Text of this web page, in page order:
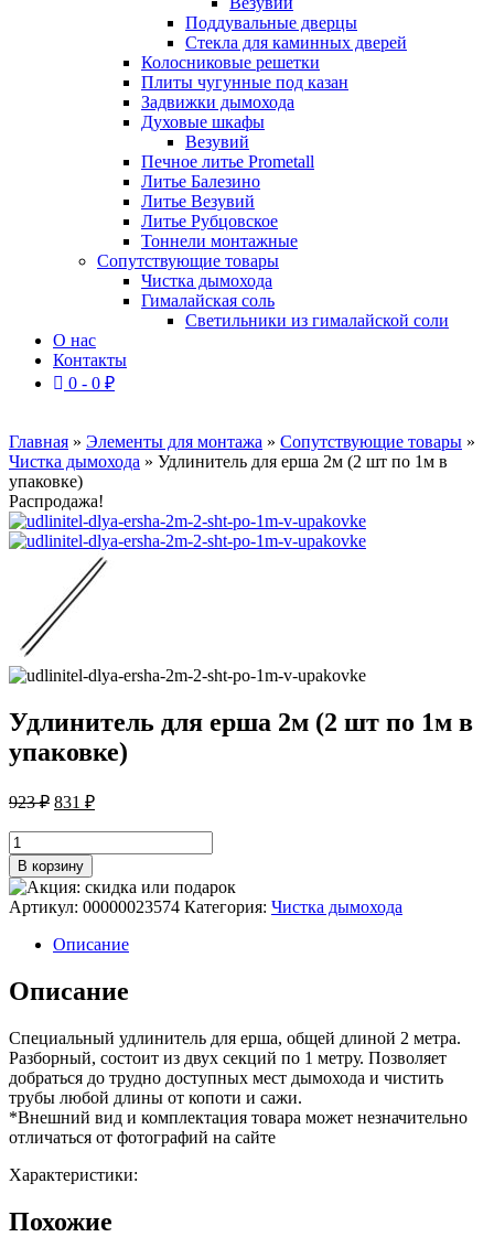
Поддувальные дверцы
Стекла для каминных дверей
Колосниковые решетки
Плиты чугунные под казан
Задвижки дымохода
Духовые шкафы
Везувий
Печное литье Prometall
Литье Балезино
Литье Везувий
Литье Рубцовское
Тоннели монтажные
Сопутствующие товары
Чистка дымохода
Гималайская соль
Светильники из гималайской соли
О нас
Контакты
0 - 0 ₽
Главная » Элементы для монтажа » Сопутствующие товары »
Чистка дымохода » Удлинитель для ерша 2м (2 шт по 1м в
упаковке)
Распродажа!
Удлинитель для ерша 2м (2 шт по 1м в
упаковке)
923₽ Первоначальная
составляла
923 ₽.
831 ₽Текущая
Количество
товара
Удлинитель
для
ерша
шт
по
в
упаковке)
В корзину
Артикул: 00000023574 Категория: Чистка дымохода
Описание
Описание
Специальный удлинитель для ерша, общей длиной 2 метра.
Разборный, состоит из двух секций по 1 метру. Позволяет
добраться до трудно доступных мест дымохода и чистить
трубы любой длины от копоти и сажи.
*Внешний вид и комплектация товара может незначительно
отличаться от фотографий на сайте
Характеристики:
Похожие